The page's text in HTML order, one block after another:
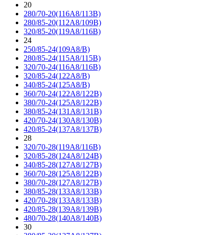
20
280/70-20(116A8/113B)
280/85-20(112A8/109B)
320/85-20(119A8/116B)
24
250/85-24(109A8/B)
280/85-24(115A8/115B)
320/70-24(116A8/116B)
320/85-24(122A8/B)
340/85-24(125A8/B)
360/70-24(122A8/122B)
380/70-24(125A8/122B)
380/85-24(131A8/131B)
420/70-24(130A8/130B)
420/85-24(137A8/137B)
28
320/70-28(119A8/116B)
320/85-28(124A8/124B)
340/85-28(127A8/127B)
360/70-28(125A8/122B)
380/70-28(127A8/127B)
380/85-28(133A8/133B)
420/70-28(133A8/133B)
420/85-28(139A8/139B)
480/70-28(140A8/140B)
30